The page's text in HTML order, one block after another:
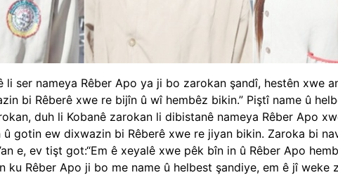
li ser nameya Rêber Apo ya ji bo zarokan şandî, hestên xwe
bi Rêberê xwe re bijîn û wî hembêz bikin.” Piştî name û
duh li Kobanê zarokan li dibistanê nameya Rêber Apo
gotin ew dixwazin bi Rêberê xwe re jiyan bikin. Zaroka bi
e, ev tişt got:“Em ê xeyalê xwe pêk bîn in û Rêber Apo
ku Rêber Apo ji bo me name û helbest şandiye, em ê jî weke